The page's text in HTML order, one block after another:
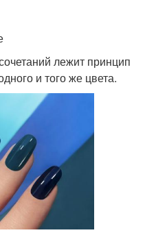
лежит принцип
и того же цвета.